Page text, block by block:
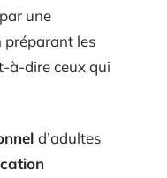
une
les
à-dire ceux qui
d’adultes